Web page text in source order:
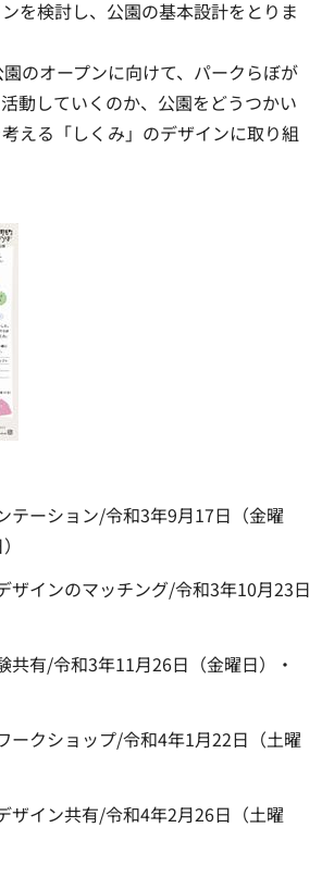
ンを検討し、公園の基本設計をとりま
のオープンに向けて、パークらぼが
動していくのか、公園をどうつかい
える「しくみ」のデザインに取り組
ーション/令和3年9月17日（金曜
インのマッチング/令和3年10月23日
有/令和3年11月26日（金曜日）・
クショップ/令和4年1月22日（土曜
イン共有/令和4年2月26日（土曜